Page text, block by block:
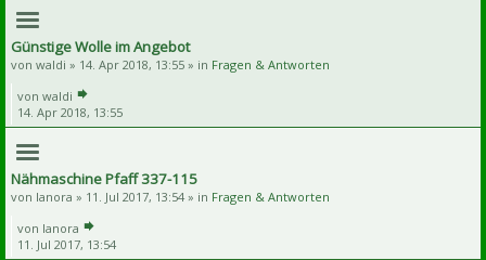
Günstige Wolle im Angebot
von waldi » 14. Apr 2018, 13:55 » in Fragen & Antworten
von waldi
14. Apr 2018, 13:55
Nähmaschine Pfaff 337-115
von lanora » 11. Jul 2017, 13:54 » in Fragen & Antworten
von lanora
11. Jul 2017, 13:54